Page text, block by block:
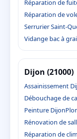
Réparation de
Réparation de
Serrurier Saint-
Vidange bac à
Dijon (21000)
Assainissement
Débouchage de
Peinture Dijon
Rénovation de
Réparation de